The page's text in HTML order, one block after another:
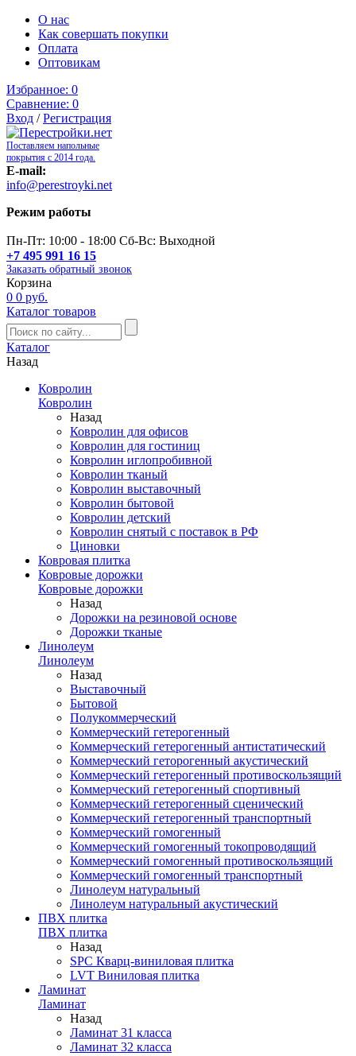
О нас
Как совершать покупки
Оплата
Оптовикам
Избранное: 0
Сравнение: 0
Вход /Регистрация
Поставляем напольные
покрытия с 2014 года.
E-mail:
info@perestroyki.net
Режим работы
Пн-Пт: 10:00 - 18:00 Сб-Вс: Выходной
+7 495 991 16 15
Заказать обратный звонок
Корзина
0 0 руб.
Каталог товаров
Каталог
Назад
Ковролин
Ковролин
Назад
Ковролин для офисов
Ковролин для гостиниц
Ковролин иглопробивной
Ковролин тканый
Ковролин выставочный
Ковролин бытовой
Ковролин детский
Ковролин снятый с поставок в РФ
Циновки
Ковровая плитка
Ковровые дорожки
Ковровые дорожки
Назад
Дорожки на резиновой основе
Дорожки тканые
Линолеум
Линолеум
Назад
Выставочный
Бытовой
Полукоммерческий
Коммерческий гетерогенный
Коммерческий гетерогенный антистатический
Коммерческий геторогенный акустический
Коммерческий гетерогенный противоскользящий
Коммерческий гетерогенный спортивный
Коммерческий гетерогенный сценический
Коммерческий гетерогенный транспортный
Коммерческий гомогенный
Коммерческий гомогенный токопроводящий
Коммерческий гомогенный противоскользящий
Коммерческий гомогенный транспортный
Линолеум натуральный
Линолеум натуральный акустический
ПВХ плитка
ПВХ плитка
Назад
SPC Кварц-виниловая плитка
LVT Виниловая плитка
Ламинат
Ламинат
Назад
Ламинат 31 класса
Ламинат 32 класса